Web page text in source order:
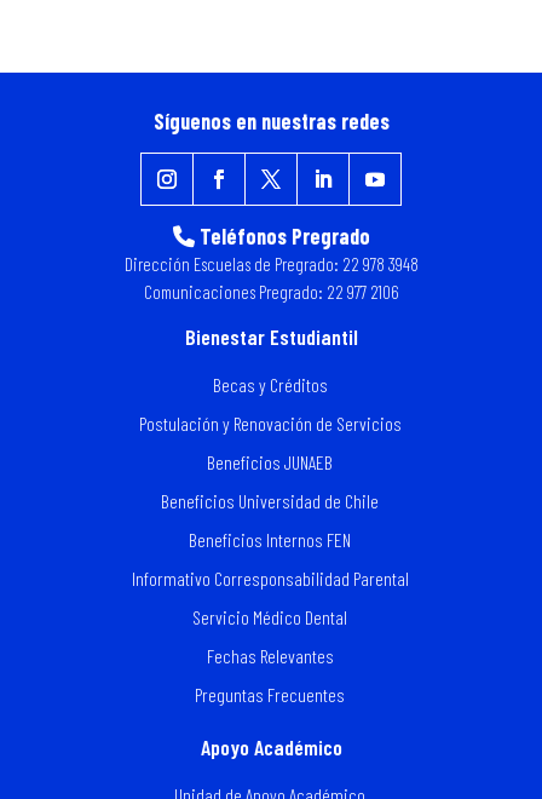
Síguenos en nuestras redes
Teléfonos Pregrado
Dirección Escuelas de Pregrado: 22 978 3948
Comunicaciones Pregrado: 22 977 2106
Bienestar Estudiantil
Becas y Créditos
Postulación y Renovación de Servicios
Beneficios JUNAEB
Beneficios Universidad de Chile
Beneficios Internos FEN
Informativo Corresponsabilidad Parental
Servicio Médico Dental
Fechas Relevantes
Preguntas Frecuentes
Apoyo Académico